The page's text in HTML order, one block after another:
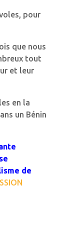
pour
que nous
tout
et leur
en la
un Bénin
de